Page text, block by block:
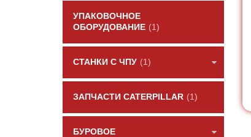
УПАКОВОЧНОЕ
ОБОРУДОВАНИЕ (1)
СТАНКИ С ЧПУ (1)
ЗАПЧАСТИ CATERPILLAR (1)
БУРОВОЕ